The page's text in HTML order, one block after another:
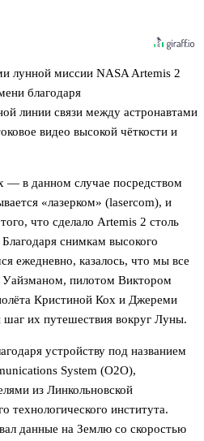
лунной миссии NASA Artemis 2
благодаря
линии связи между астронавтами
видео высокой чёткости и
— в данном случае посредством
«лазерком» (lasercom), и
что сделало Artemis 2 столь
снимкам высокого
ежедневно, казалось, что мы все
пилотом Виктором
Кристиной Кох и Джереми
их путешествия вокруг Луны.
устройству под названием
System (O2O),
из Линкольновской
технологического института.
данные на Землю со скоростью